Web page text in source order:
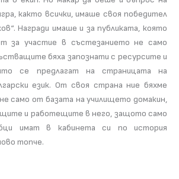
както всички, имаше своя победител
Награди имаше и за публиката, която
за участие в състезанието не само
бяха запознати с ресурсите и
се предлагат на страницата на
език. От своя страна ние бяхме
само от базата на училището домакин,
и работещите в него, защото само
имат в кабинета си по история
топче.